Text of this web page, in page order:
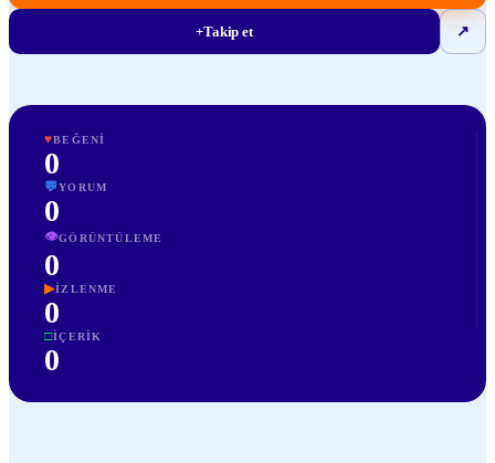
+Takip et ↗
♥BEĞENI
0
💬YORUM
0
👁GÖRÜNTÜLEME
0
▶İZLENME
0
□İÇERIK
0